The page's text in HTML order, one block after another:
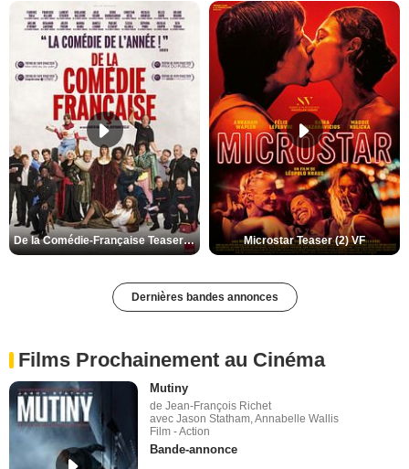
De la Comédie-Française Teaser (3) VF Microstar Teaser (2) VF
Dernières bandes annonces
Films Prochainement au Cinéma
Mutiny
de Jean-François Richet
avec Jason Statham, Annabelle Wallis
Film - Action
Bande-annonce